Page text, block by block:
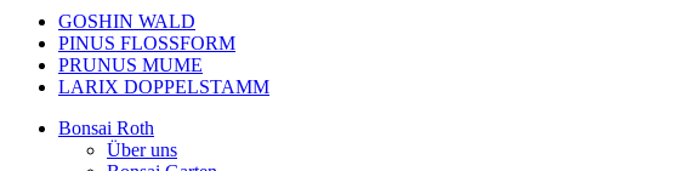
GOSHIN WALD
PINUS FLOSSFORM
PRUNUS MUME
LARIX DOPPELSTAMM
Bonsai Roth
Über uns